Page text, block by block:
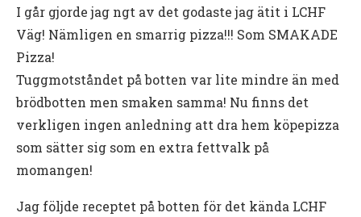
I går gjorde jag ngt av det godaste jag ätit i LCHF
Väg! Nämligen en smarrig pizza!!! Som SMAKADE
Pizza!
Tuggmotståndet på botten var lite mindre än med
brödbotten men smaken samma! Nu finns det
verkligen ingen anledning att dra hem köpepizza
som sätter sig som en extra fettvalk på
momangen!
Jag följde receptet på botten för det kända LCHF